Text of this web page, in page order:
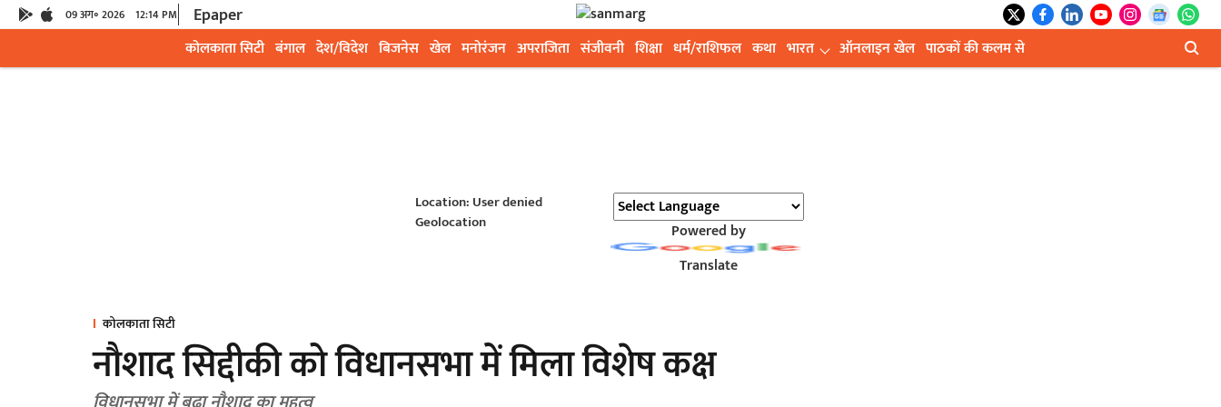
09 अग॰ 2026 12:14 PM Epaper
कोलकाता सिटी बंगाल देश/विदेश बिजनेस खेल मनोरंजन अपराजिता संजीवनी शिक्षा धर्म/राशिफल कथा भारत ऑनलाइन खेल पाठकों की कलम से
Location: User denied
Geolocation
Powered by
Translate
कोलकाता सिटी
नौशाद सिद्दीकी को विधानसभा में मिला विशेष कक्ष